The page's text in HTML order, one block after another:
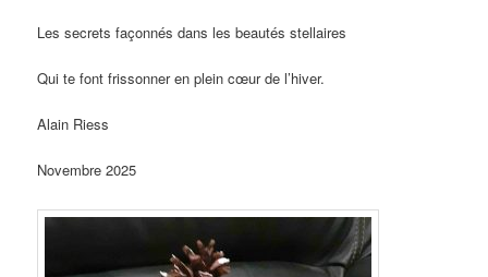
Les secrets façonnés dans les beautés stellaires
Qui te font frissonner en plein cœur de l’hiver.
Alain Riess
Novembre 2025